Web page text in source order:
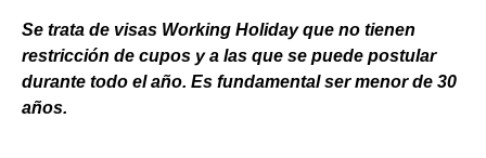
Se trata de visas Working Holiday que no tienen
restricción de cupos y a las que se puede postular
durante todo el año. Es fundamental ser menor de 30
años.